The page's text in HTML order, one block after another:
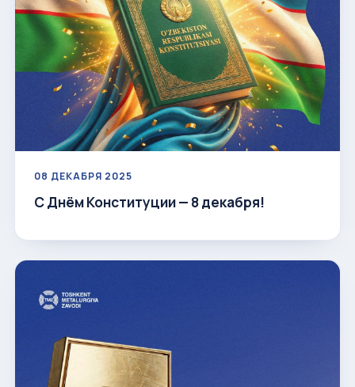
08 ДЕКАБРЯ 2025
С Днём Конституции — 8 декабря!